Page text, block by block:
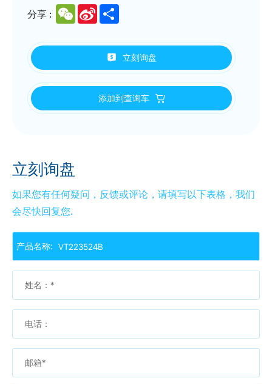
分享 : WeChatSina
Weibo
立刻询盘
添加到查询车
立刻询盘
如果您有任何疑问，反馈或评论，请填写以下表格，我们
会尽快回复您.
产品名称:
姓名：*
电话：
邮箱*